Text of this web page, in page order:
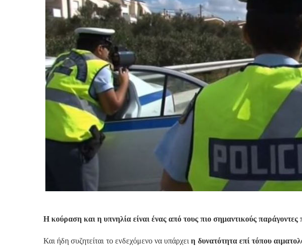
Η κούραση και η υπνηλία είναι ένας από τους πιο σημαντικούς
Και ήδη συζητείται το ενδεχόμενο να υπάρχειη δυνατότητα επί τόπου